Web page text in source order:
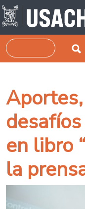
Pasar al contenido
Buscar
en libro
la